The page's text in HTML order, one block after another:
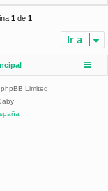
1de 1
Ir a
Limited